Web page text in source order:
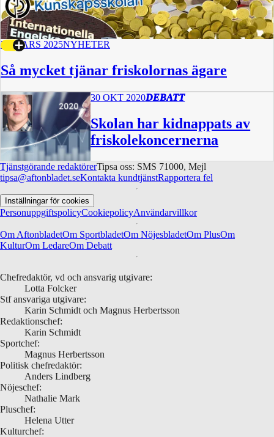
28 MARS 2025NYHETER
Så mycket tjänar friskolornas ägare
30 OKT 2020DEBATT
Skolan har kidnappats av
friskolekoncernerna
Tjänstgörande redaktörerTipsa oss: SMS 71000, Mejl
tipsa@aftonbladet.seKontakta kundtjänstRapportera fel
Inställningar för cookies
PersonuppgiftspolicyCookiepolicyAnvändarvillkor
Om AftonbladetOm SportbladetOm NöjesbladetOm PlusOm
KulturOm LedareOm Debatt
Chefredaktör, vd och ansvarig utgivare:
Lotta Folcker
Stf ansvariga utgivare:
Karin Schmidt och Magnus Herbertsson
Redaktionschef:
Karin Schmidt
Sportchef:
Magnus Herbertsson
Politisk chefredaktör:
Anders Lindberg
Nöjeschef:
Nathalie Mark
Pluschef:
Helena Utter
Kulturchef: